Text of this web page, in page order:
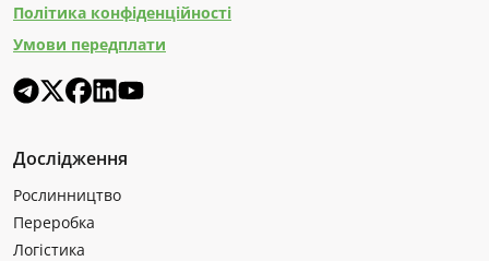
Політика конфіденційності
Умови передплати
Дослідження
Рослинництво
Переробка
Логістика